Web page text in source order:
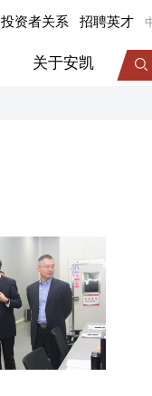
投资者关系 招聘英才
视频中心
服务动态
关于安凯
企业荣誉